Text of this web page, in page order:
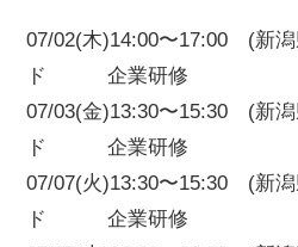
07/02(木)14:00〜17:00 (新
ド 企業研修
07/03(金)13:30〜15:30 (新
ド 企業研修
07/07(火)13:30〜15:30 (新
ド 企業研修